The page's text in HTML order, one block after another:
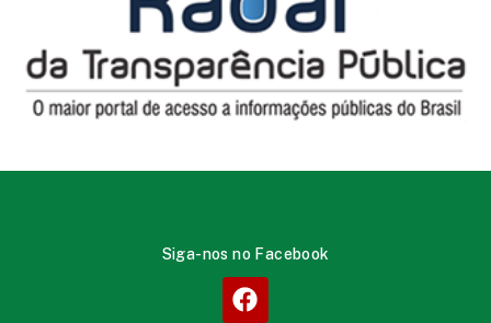
Siga-nos no Facebook